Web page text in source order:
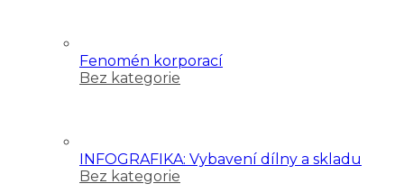
Fenomén korporací
Bez kategorie
INFOGRAFIKA: Vybavení dílny a skladu
Bez kategorie